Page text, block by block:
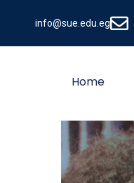
info@sue.edu.eg
Home